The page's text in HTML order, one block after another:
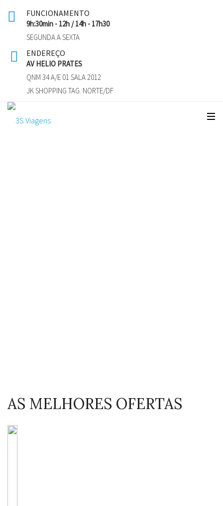
FUNCIONAMENTO
9h:30min - 12h / 14h - 17h30
SEGUNDA A SEXTA
ENDEREÇO
AV HELIO PRATES
QNM 34 A/E 01 SALA 2012
JK SHOPPING TAG. NORTE/DF
AS MELHORES OFERTAS